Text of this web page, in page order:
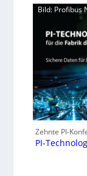
Bild: Profibus
Zehnte PI-
PI-